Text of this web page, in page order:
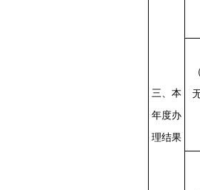
三、本
年度办
理结果